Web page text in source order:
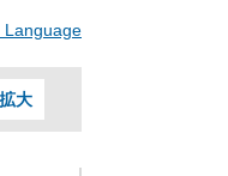
Language
拡大